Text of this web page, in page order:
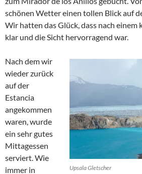
schönen Wetter einen tollen Blick auf
Wir hatten das Glück, dass nach einem
klar und die Sicht hervorragend war.
Upsala Gletscher
Nach dem wir
wieder zurück
auf der
Estancia
angekommen
waren, wurde
ein sehr gutes
Mittagessen
serviert. Wie
immer in